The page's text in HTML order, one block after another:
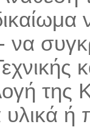
της
ή